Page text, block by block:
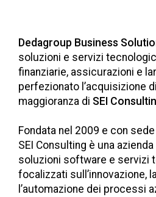
Dedagroup Business
soluzioni e servizi
finanziarie, assicurazioni e
perfezionato l’acquisizione
maggioranza di SEI
Fondata nel 2009 e con
SEI Consulting è una
soluzioni software e servizi
focalizzati sull’innovazione,
l’automazione dei processi